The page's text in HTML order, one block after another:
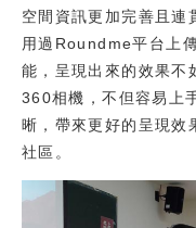
空間資訊更加完善且連
用過Roundme平台上
能，呈現出來的效果不
360相機，不但容易上
晰，帶來更好的呈現效
社區。